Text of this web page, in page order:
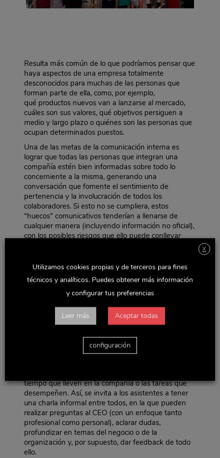
Resulta más común de lo que podríamos pensar que
haya aspectos de una empresa totalmente
desconocidos para muchas de las personas que
forman parte de ella, como, por ejemplo,
qué productos nuevos van a lanzarse al mercado,
cuáles son sus valores, qué objetivos persiguen a
medio y largo plazo o quiénes son las personas que
ocupan determinados puestos.
Una de las metas de la comunicación interna es
lograr que todas las personas que integran una
compañía estén bien informadas sobre todo lo
concerniente a la misma, generando una
conversación que fomente el sentimiento de
pertenencia y la involucración de todos los
colaboradores. Si esto no se cumpliera, estos
“huecos” comunicativos tenderían a llenarse de
cualquier manera (incluyendo información no oficial),
con los posibles riesgos que ello puede conllevar
comunicación debe ser uno de los pilares sobre los
que nos asentemos, y por ello hemos iniciado
nuestro ejercicio 2017/2018 creando una nueva
acción comunicativa, denominada “Café con el CEO”,
para fomentar una comunicación interna más
cercana, que alcance a todos los niveles de la
Nuestros “Cafés con el CEO” son espacios de
intercambio entre nuestro CEO, Manuel López
tiempo que lleven en la compañía o las tareas que
desempeñen. Así, se invita a los asistentes a tener
una charla informal entre todos, en la que pueden
realizar preguntas al CEO (con un enfoque tanto
profesional como personal), aclarar dudas,
profundizar en temas del negocio o de la
organización y, por supuesto, dar feedback de todo
ello.
X
Utilizamos cookies propias y de terceros para fines
técnicos y analíticos. Puedes obtener más información
y configurar tus preferencias
Leer más Aceptar todas
configuración